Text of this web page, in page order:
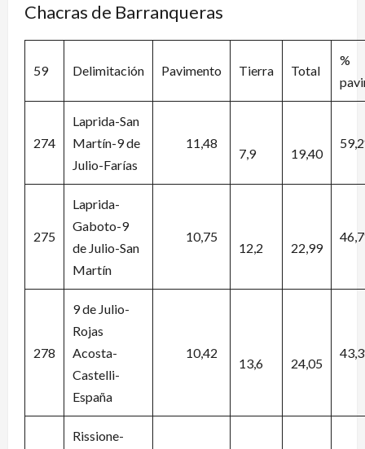
Chacras de Barranqueras
59 Delimitación Pavimento Tierra Total
%
274
Laprida-San
Martín-9 de
Julio-Farías
11,48
7,9 19,40
275
Laprida-
Gaboto-9
de Julio-San
Martín
10,75
12,2 22,99
278
9 de Julio-
Rojas
Acosta-
Castelli-
España
10,42
13,6 24,05
Rissione-